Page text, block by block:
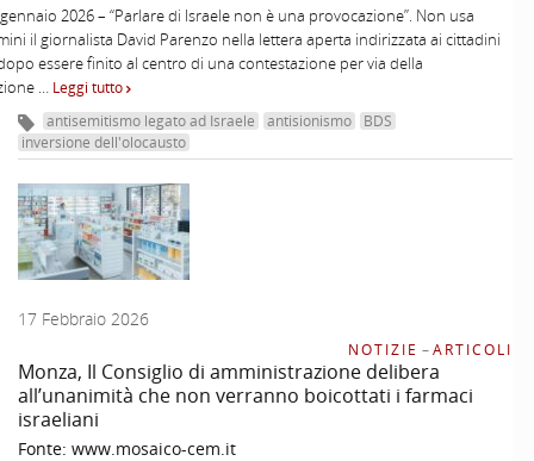
2026 – “Parlare di Israele non è una provocazione”. Non usa
il giornalista David Parenzo nella lettera aperta indirizzata ai cittadini
essere finito al centro di una contestazione per via della
… Leggi tutto
antisemitismo legato ad Israele antisionismo
BDS
inversione dell'olocausto
17 Febbraio 2026
NOTIZIE –ARTICOLI
Monza, Il Consiglio di amministrazione delibera
all’unanimità che non verranno boicottati i farmaci
israeliani
Fonte: www.mosaico-cem.it